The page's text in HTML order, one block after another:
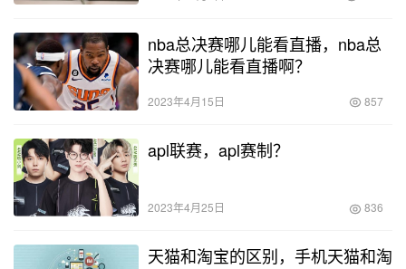
nba总决赛哪儿能看直播，nba总
决赛哪儿能看直播啊？
2023年4月15日 857
apl联赛，apl赛制？
2023年4月25日 836
天猫和淘宝的区别，手机天猫和淘